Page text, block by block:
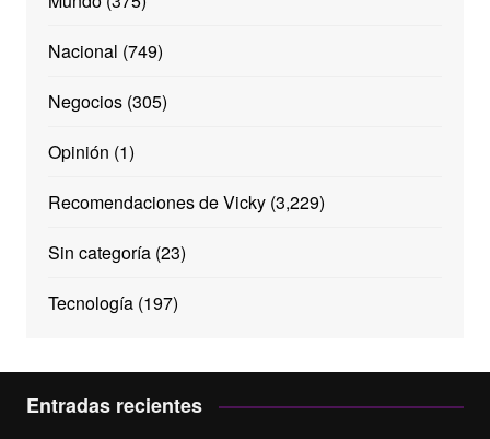
Nacional (749)
Negocios(305)
Opinión (1)
Recomendaciones de Vicky(3,229)
Sin categoría(23)
Tecnología(197)
Entradas recientes